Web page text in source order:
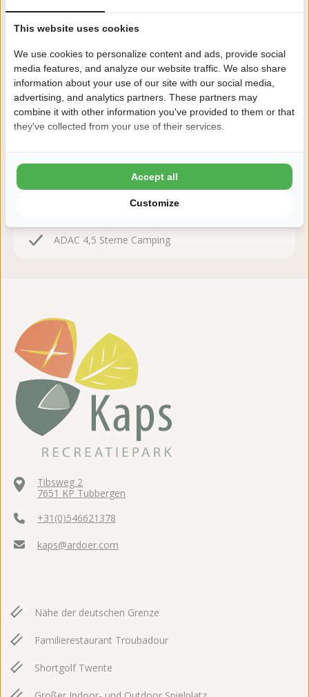
Jetzt buchen!
Nach der Buchung haben Sie 24 Stunden Zeit, kostenlos
zu ändern oder zu stornieren.
Deshalb buchen Sie mit Kaps
8,6 Ardoer Gästebewertung
24 Stunden Bedenkzeit
ADAC 4,5 Sterne Camping
Tibsweg 2
7651 KP Tubbergen
+31(0)546621378
kaps@ardoer.com
Nähe der deutschen Grenze
Familierestaurant Troubadour
Shortgolf Twente
This website uses cookies
We use cookies to personalize content and ads, provide social
media features, and analyze our website traffic. We also share
information about your use of our site with our social media,
advertising, and analytics partners. These partners may
combine it with other information you've provided to them or that
they've collected from your use of their services.
Customize
Accept all